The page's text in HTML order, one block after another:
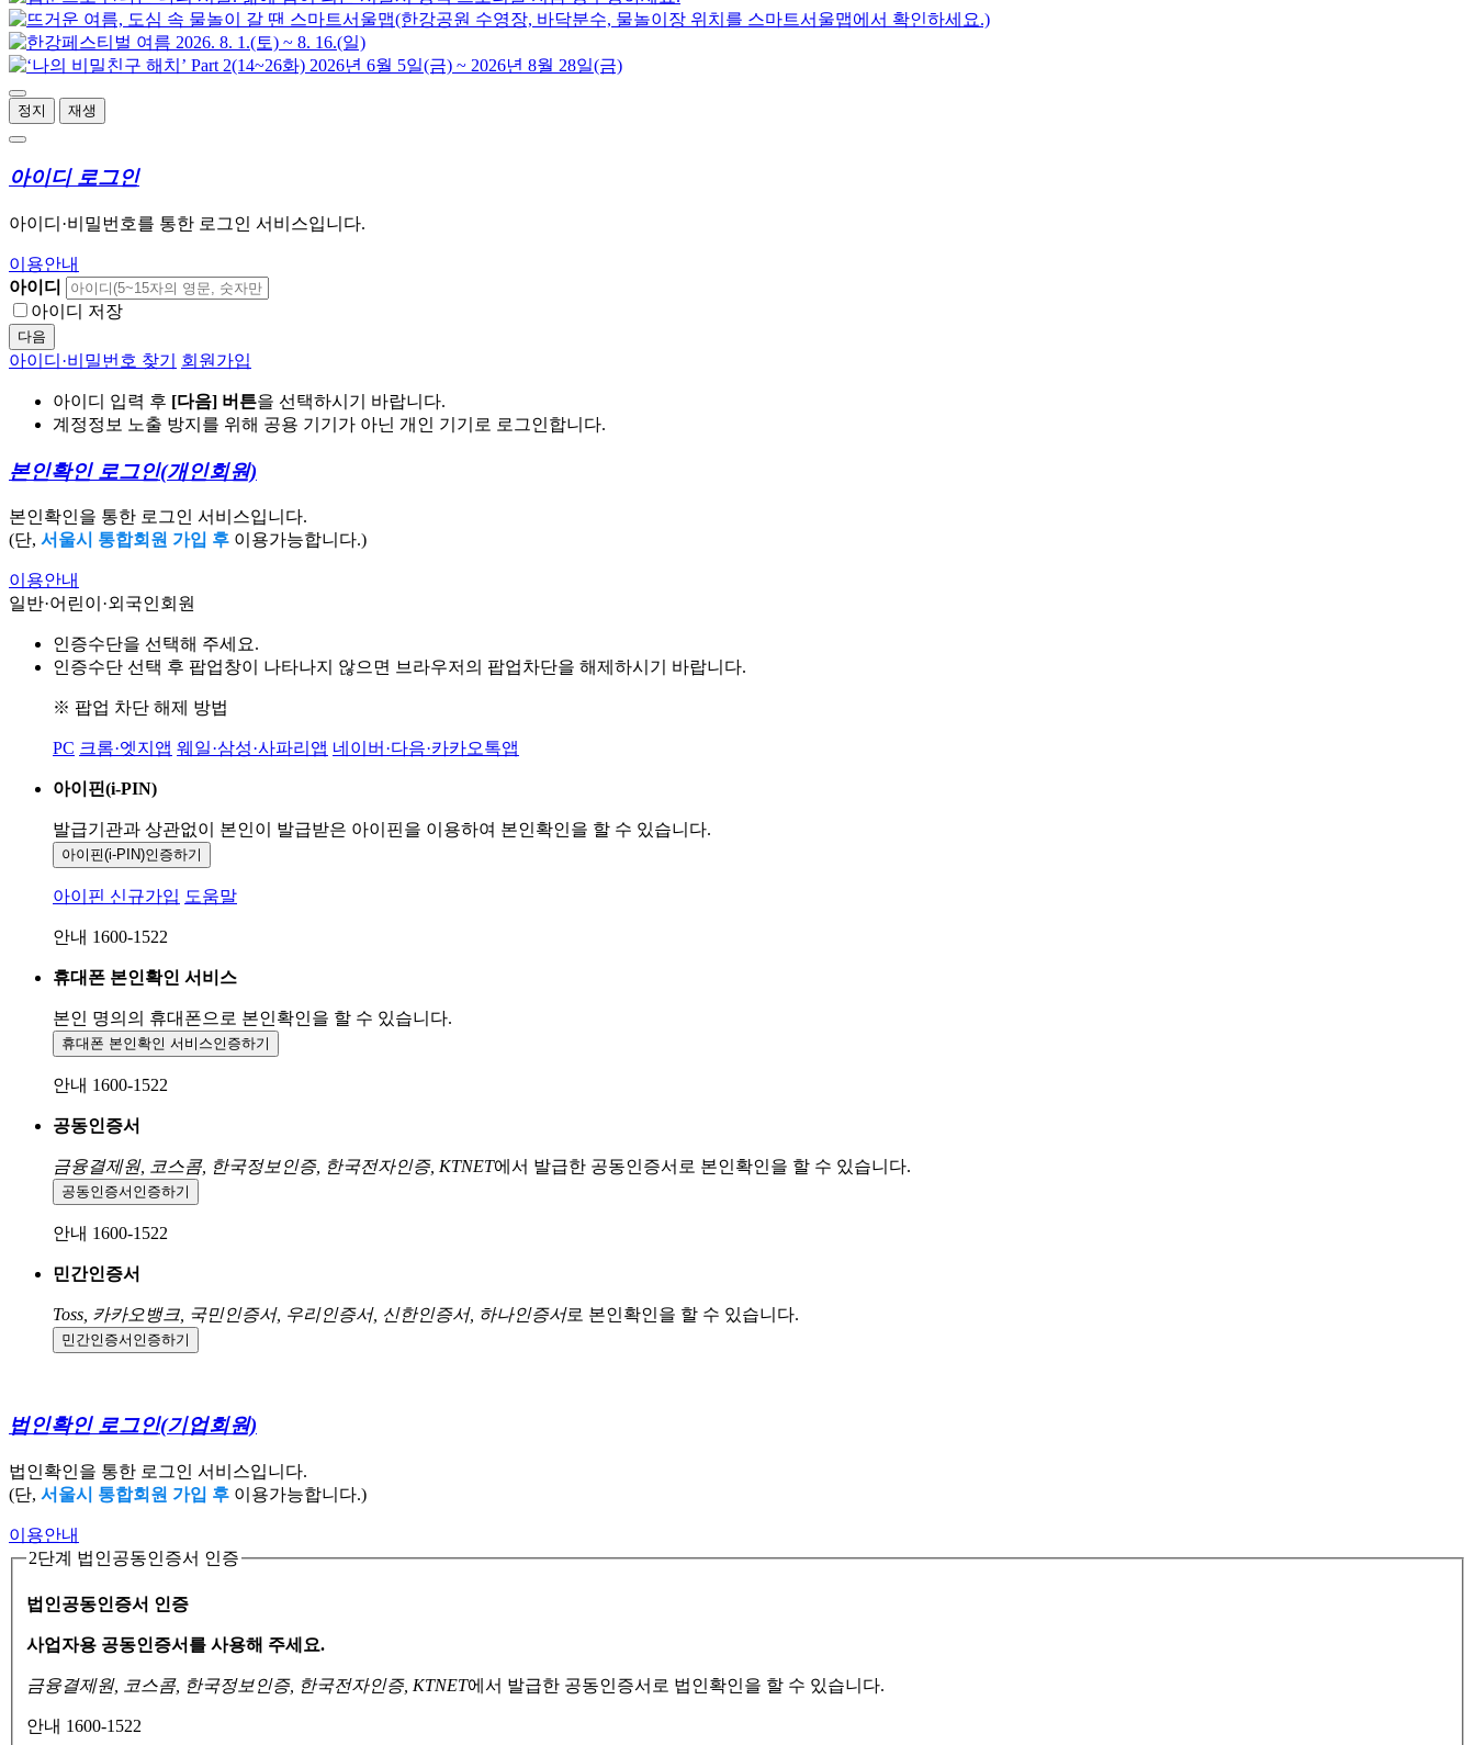
정지 재생
아이디 로그인
아이디·비밀번호를 통한 로그인 서비스입니다.
이용안내
아이디
아이디 저장
다음
아이디·비밀번호 찾기 회원가입
아이디 입력 후 [다음] 버튼을 선택하시기 바랍니다.
계정정보 노출 방지를 위해 공용 기기가 아닌 개인 기기로 로그인합니다.
본인확인 로그인(개인회원)
본인확인을 통한 로그인 서비스입니다.
(단, 서울시 통합회원 가입 후 이용가능합니다.)
이용안내
일반·어린이·외국인회원
인증수단을 선택해 주세요.
인증수단 선택 후 팝업창이 나타나지 않으면 브라우저의 팝업차단을 해제하시기 바랍니다.
※ 팝업 차단 해제 방법
PC 크롬·엣지앱 웨일·삼성·사파리앱 네이버·다음·카카오톡앱
아이핀(i-PIN)
발급기관과 상관없이 본인이 발급받은 아이핀을 이용하여 본인확인을 할 수 있습니다.
아이핀(i-PIN)인증하기
아이핀 신규가입 도움말
안내 1600-1522
휴대폰 본인확인 서비스
본인 명의의 휴대폰으로 본인확인을 할 수 있습니다.
휴대폰 본인확인 서비스인증하기
안내 1600-1522
공동인증서
금융결제원, 코스콤, 한국정보인증, 한국전자인증, KTNET에서 발급한 공동인증서로 본인확인을 할 수 있습니다.
공동인증서 인증하기
안내 1600-1522
민간인증서
Toss, 카카오뱅크, 국민인증서, 우리인증서, 신한인증서, 하나인증서로 본인확인을 할 수 있습니다.
민간인증서 인증하기
법인확인 로그인(기업회원)
법인확인을 통한 로그인 서비스입니다.
(단, 서울시 통합회원 가입 후 이용가능합니다.)
이용안내
2단계 법인공동인증서 인증
법인공동인증서 인증
사업자용 공동인증서를 사용해 주세요.
금융결제원, 코스콤, 한국정보인증, 한국전자인증, KTNET에서 발급한 공동인증서로 법인확인을 할 수 있습니다.
안내 1600-1522